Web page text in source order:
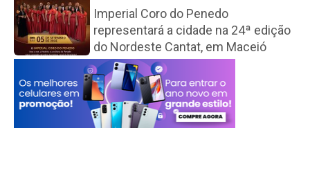
Imperial Coro do Penedo
representará a cidade na 24ª edição
do Nordeste Cantat, em Maceió